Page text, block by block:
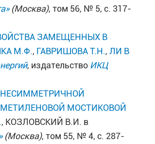
(Москва), том 56, № 5, с. 317-
ЗАМЕЩЕННЫХ В
М.Ф., ГАВРИШОВА Т.Н.,ЛИ В
, издательство ИКЦ
МОСТИКОВОЙ
, КОЗЛОВСКИЙ В.И. в
(Москва), том 55, № 4, с. 287-